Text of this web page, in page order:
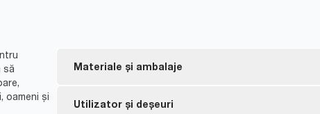
să
oameni și
Materiale și ambalaje
Rezerve certificate FSC® - fabricate din fibre
Utilizator și deșeuri